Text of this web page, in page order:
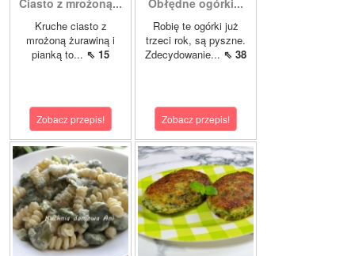
Ciasto z mrożoną...
Kruche ciasto z
mrożoną żurawiną i
pianką to... ⇖ 15
Zobacz przepis!
Obłędne ogórki...
Robię te ogórki już
trzeci rok, są pyszne.
Zdecydowanie... ⇖ 38
Zobacz przepis!